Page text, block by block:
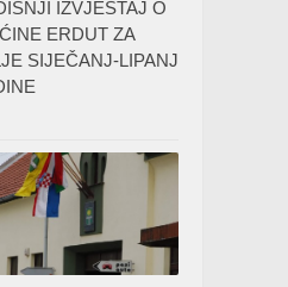
IZVJEŠTAJ O
ERDUT ZA
SIJEČANJ-LIPANJ